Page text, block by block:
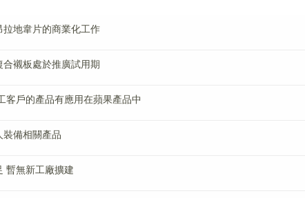
地韋片的商業化工作
襯板處於推廣試用期
客戶的產品有應用在蘋果產品中
裝備相關產品
暫無新工廠擴建